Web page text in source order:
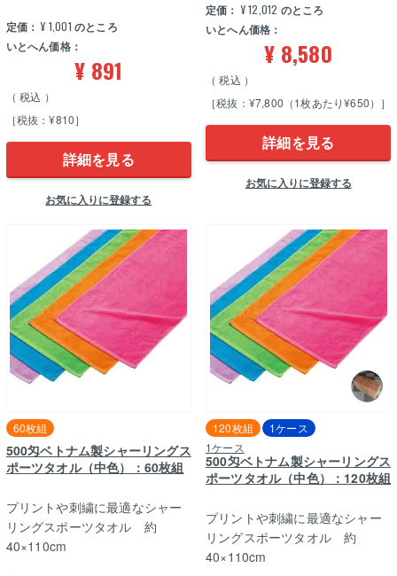
定価： ¥ 1,001 のところ
いとへん価格：
¥ 891
税込
［税抜：¥810］
詳細を見る
お気に入りに登録する
定価： ¥12,012 のところ
いとへん価格：
¥ 8,580
税込
［税抜：¥7,800（1枚あたり¥650）］
詳細を見る
お気に入りに登録する
500匁ベトナム製シャーリングス
ポーツタオル（中色）：60枚組
60枚組
プリントや刺繍に最適なシャー
リングスポーツタオル 約
40×110cm
1ケース
500匁ベトナム製シャーリングス
ポーツタオル（中色）：120枚組
120枚組 1ケース
プリントや刺繍に最適なシャー
リングスポーツタオル 約
40×110cm